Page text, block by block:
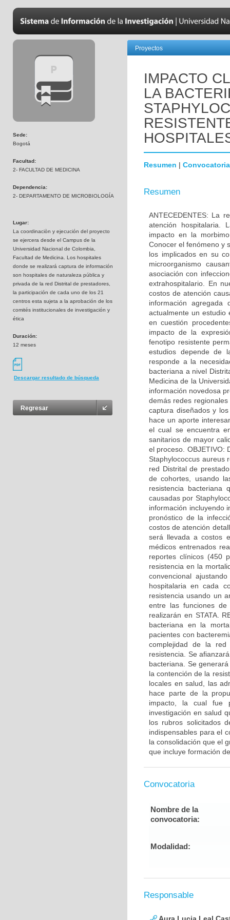
Sede:
Bogotá
Facultad:
2- FACULTAD DE MEDICINA
Dependencia:
2- DEPARTAMENTO DE MICROBIOLOGÍA
Lugar:
La coordinaciòn y ejecución del proyecto
se ejercera desde el Campus de la
Universidad Nacional de Colombia,
Facultad de Medicina. Los hospitales
donde se realizará captura de información
son hospitales de naturaleza pública y
privada de la red Distrital de prestadores,
la participación de cada uno de los 21
centros esta sujeta a la aprobación de los
comités institucionales de investigación y
ética
Duración:
12 meses
Descargar resultado de búsqueda
Regresar
Proyectos
IMPACTO
LA
Resumen | Convocatoria
Resumen
ANTECEDENTES: La
atención hospitalaria.
impacto en la
Conocer el fenómeno y
los implicados en su
microorganismo
asociación con
extrahospitalario. En
costos de atención
información agregada
actualmente un estudio
en cuestión
impacto de la
fenotipo resistente
estudios depende de
responde a la
bacteriana a nivel
Medicina de la
información novedosa
demás redes
captura diseñados y
hace un aporte
el cual se encuentra
sanitarios de mayor
el proceso. OBJETIVO:
Staphylococcus aureus
red Distrital de
de cohortes, usando
resistencia bacteriana
causadas por
información incluyendo
pronóstico de la
costos de atención
será llevada a costos
médicos entrenados
reportes clínicos (450
resistencia en la
convencional
hospitalaria en cada
resistencia usando un
entre las funciones
realizarán en STATA.
bacteriana en la
pacientes con
complejidad de la red
resistencia. Se
bacteriana. Se
la contención de la
locales en salud, las
hace parte de la
impacto, la cual fue
investigación en salud
los rubros solicitados
indispensables para el
la consolidación que el
que incluye formación
Convocatoria
Nombre de la
convocatoria:
Modalidad:
Responsable